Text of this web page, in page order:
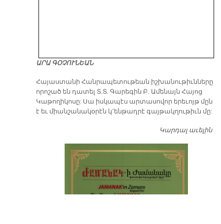
ԱՐԱ ԳՕՉՈՒՆԵԱՆ
​Հայաստանի Հանրապետութեան իշխանութիւնները
որոշած են դատել Տ.Տ. Գարեգին Բ. Ամենայն Հայոց
Կաթողիկոսը: Սա իսկապէս արտասովոր երեւոյթ մըն
է եւ միանշանակօրէն կ՚ենթադրէ գայթակղութիւն մը:
Կարդալ աւելին